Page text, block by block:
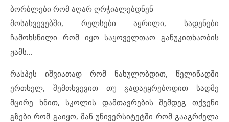
ბორბლები რომ აღარ ღრჭიალებდნენ
მოსახვევებში, რელსები აყრილი, სადენები
ჩამოხსნილი რომ იყო საყოველთაო განუკითხაობის
ჟამს…
რასპეს იშვიათად რომ ნახულობდით, წელიწადში
ერთხელ, შემთხვევით თუ გადაეყრებოდით სადმე
მცირე ხნით, სკოლის დამთავრების შემდეგ თქვენი
გზები რომ გაიყო, მან უნივერსიტეტში რომ გააგრძელა